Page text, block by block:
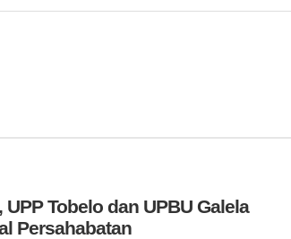
Tobelo dan UPBU Galela
Persahabatan